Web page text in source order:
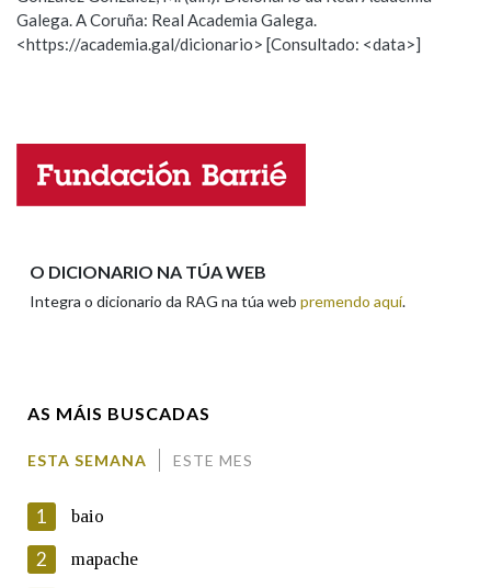
Marcas gramaticais
Observación Hai un erro na palabra
Propoño mellorar a definición
Nome
Galega. A Coruña: Real Academia Galega.
<https://academia.gal/dicionario> [Consultado: <data>]
O DICIONARIO NA TÚA WEB
Integra o dicionario da RAG na túa web premendo aquí.
AS MÁIS BUSCADAS
ESTA SEMANA ESTE MES
1 baio
2 mapache